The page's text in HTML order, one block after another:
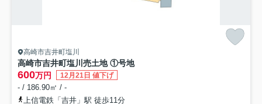
高崎市吉井町塩川
高崎市吉井町塩川売土地 ①号地
600万円 12月21日 値下げ
- / 186.90㎡ / -
上信電鉄「吉井」駅 徒歩11分